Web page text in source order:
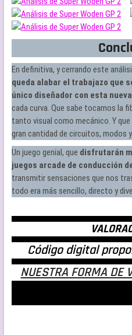
En definitiva, y cerrando este
queda alabar el trabajazo que
único diseñador con esta
cada curva. Que sabe tocarnos la
tanto visual como mecánico. Y
gran cantidad de circuitos, modos
Un juego genial, que disfrutarán
juegos arcade de conducción
transmitir sensaciones que nos
todo era más sencillo, directo y
Código digital
NUESTRA FORMA DE